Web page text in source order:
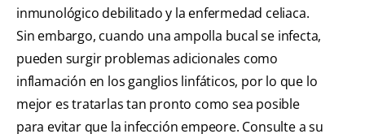
inmunológico debilitado y la enfermedad celiaca.
Sin embargo, cuando una ampolla bucal se infecta,
pueden surgir problemas adicionales como
inflamación en los ganglios linfáticos, por lo que lo
mejor es tratarlas tan pronto como sea posible
para evitar que la infección empeore. Consulte a su